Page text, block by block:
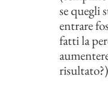
se quegli
entrare
fatti la
risultato?)